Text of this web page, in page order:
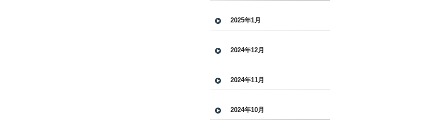
2025年1月
2024年12月
2024年11月
2024年10月